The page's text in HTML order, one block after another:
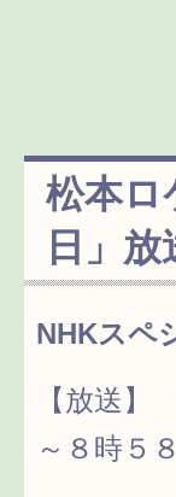
松本ロ
日」
NHKスペ
【放送
～８時５